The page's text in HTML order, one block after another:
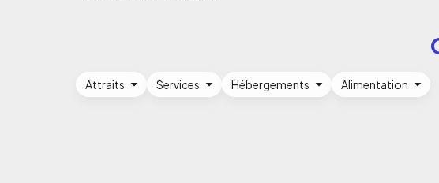
Attraits Services Hébergements Alimentation